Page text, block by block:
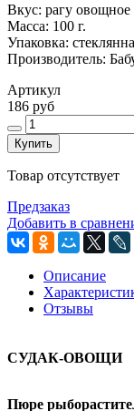
Вкус: рагу овощное
Масса: 100 г.
Упаковка:
Производитель:
Артикул
186 руб
Купить
Товар отсутствует
Предзаказ
Добавить в
Описание
Отзывы
СУДАК-ОВОЩИ
Пюре